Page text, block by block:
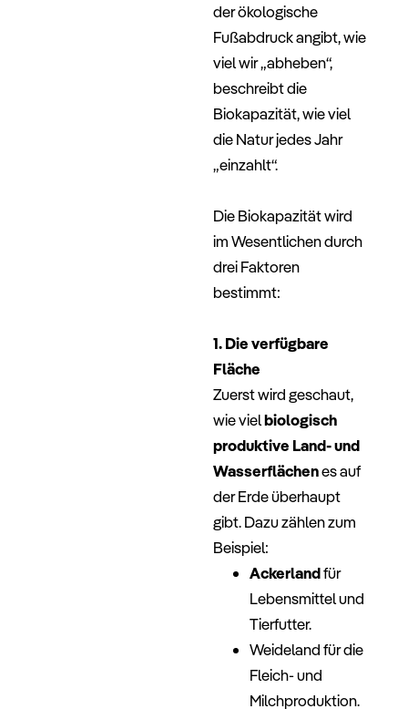
der ökologische
Fußabdruck angibt, wie
viel wir „abheben“,
beschreibt die
Biokapazität, wie viel
die Natur jedes Jahr
„einzahlt“.
Die Biokapazität wird
im Wesentlichen durch
drei Faktoren
bestimmt:
1. Die verfügbare
Fläche
Zuerst wird geschaut,
wie vielbiologisch
produktive Land- und
Wasserflächenes auf
der Erde überhaupt
gibt. Dazu zählen zum
Beispiel:
Ackerlandfür
Lebensmittel und
Tierfutter.
Weideland für die
Fleich- und
Milchproduktion.